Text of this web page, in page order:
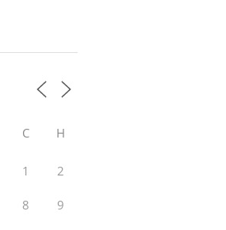
С Н
1 2
8 9